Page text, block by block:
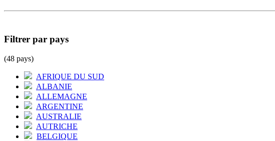
Filtrer par pays
(48 pays)
AFRIQUE DU SUD
ALBANIE
ALLEMAGNE
ARGENTINE
AUSTRALIE
AUTRICHE
BELGIQUE